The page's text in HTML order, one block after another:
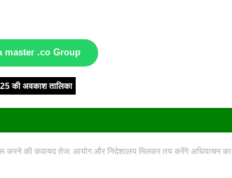
master .co Group
की अवकाश तालिका
शुरू करने की कवायद तेज: आयोग और निदेशालय मिलकर तय करेंगे अधियाचन का